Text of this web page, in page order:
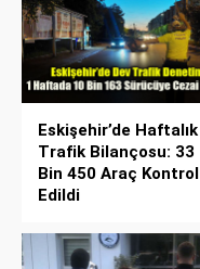
Eskişehir’de Haftalık
Trafik Bilançosu: 33
Bin 450 Araç Kontrol
Edildi